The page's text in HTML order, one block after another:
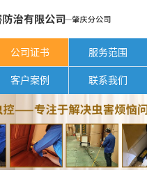
公司证书 服务范围
客户案例 联系我们